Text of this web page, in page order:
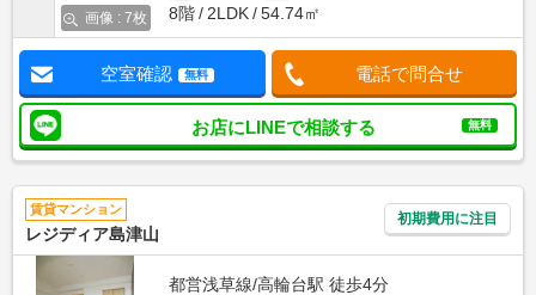
画像 : 7枚
8階
2LDK 54.74㎡
空室確認 無料 電話で問合せ
お店にLINEで相談する 無料
賃貸マンション
レジディア島津山
初期費用に注目
都営浅草線/高輪台駅 徒歩4分